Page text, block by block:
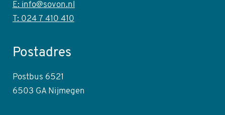
E: info@sovon.nl
T: 024 7 410 410
Postadres
Postbus 6521
6503 GA Nijmegen